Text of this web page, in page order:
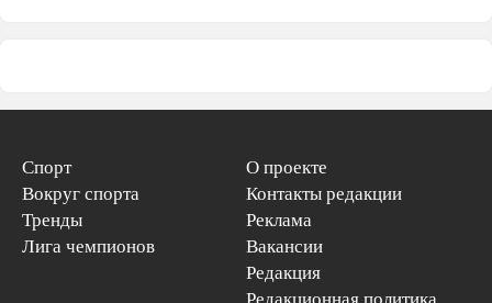
Спорт
Вокруг спорта
Тренды
Лига чемпионов
О проекте
Контакты редакции
Реклама
Вакансии
Редакция